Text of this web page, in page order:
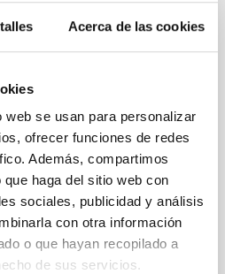
Acerca de las cookies
se usan para personalizar
ofrecer funciones de redes
Además, compartimos
haga del sitio web con
sociales, publicidad y análisis
con otra información
o que hayan recopilado a
de sus servicios.
jornada sobre las
de Canarias (IAC) celebró
de la Ciencia y el Cosmos de
en promover la
las convocatorias del
(ERC) dentro del
Horizonte Europa ,
financiación de la
de la Unión Europea. El